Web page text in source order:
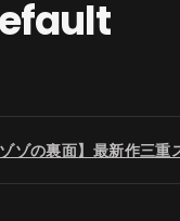
ゾゾの裏面】最新作三